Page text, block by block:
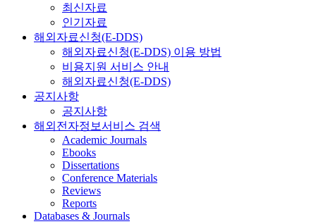
최신자료
인기자료
해외자료신청(E-DDS)
해외자료신청(E-DDS) 이용 방법
비용지원 서비스 안내
해외자료신청(E-DDS)
공지사항
공지사항
해외전자정보서비스 검색
Academic Journals
Ebooks
Dissertations
Conference Materials
Reviews
Reports
Databases & Journals